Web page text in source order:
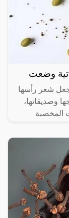
وضعت
شعر رأسها
وصديقاتها،
المخصبة